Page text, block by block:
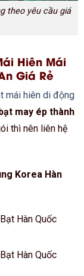
theo yêu cầu giá
Hiên Mái
Giá Rẻ
mái hiên di động
may ép thành
thì nên liên hệ
Korea Hàn
Hàn Quốc
Hàn Quốc